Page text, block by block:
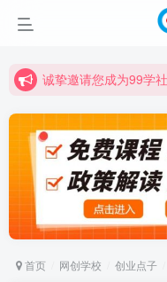
诚挚邀请您成为99学
诚挚邀请您成为99学
学习路上不孤独，99学社与你同行！分享全网优质VIP资
首页 网创学校 创业点子